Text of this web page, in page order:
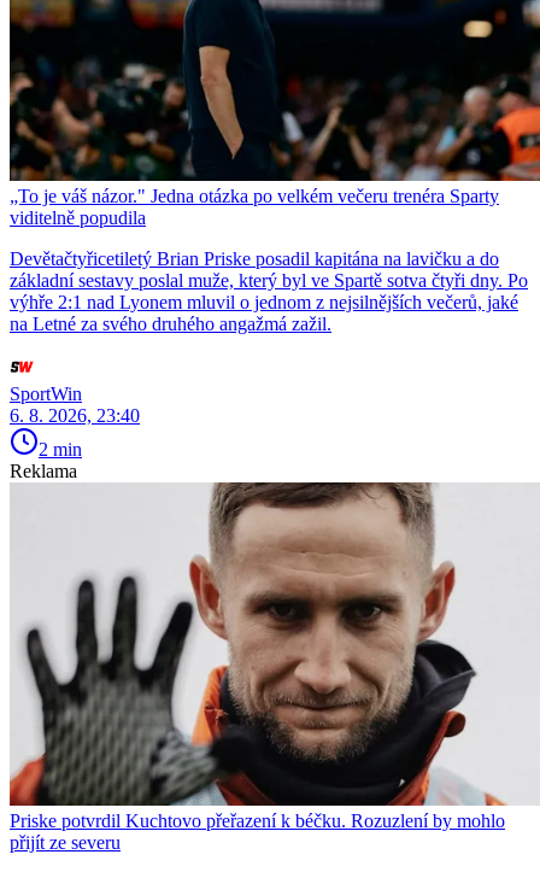
„To je váš názor." Jedna otázka po velkém večeru trenéra Sparty
viditelně popudila
Devětačtyřicetiletý Brian Priske posadil kapitána na lavičku a do
základní sestavy poslal muže, který byl ve Spartě sotva čtyři dny. Po
výhře 2:1 nad Lyonem mluvil o jednom z nejsilnějších večerů, jaké
na Letné za svého druhého angažmá zažil.
SportWin
6. 8. 2026, 23:40
2 min
Reklama
Priske potvrdil Kuchtovo přeřazení k béčku. Rozuzlení by mohlo
přijít ze severu